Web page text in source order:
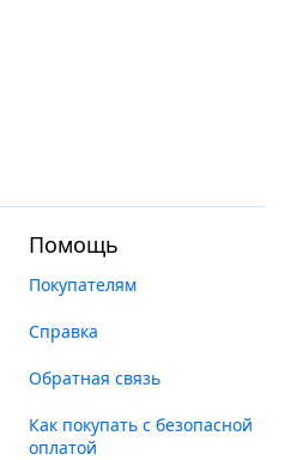
Помощь
Покупателям
Справка
Обратная связь
Как покупать с безопасной
оплатой